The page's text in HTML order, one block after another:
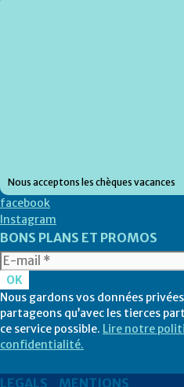
Nous acceptons les chèques vacances
facebook
Instagram
BONS PLANS ET PROMOS
Nous gardons vos données
partageons qu’avec les tierces
ce service possible. Lire notre
confidentialité.
LEGALS_MENTIONS